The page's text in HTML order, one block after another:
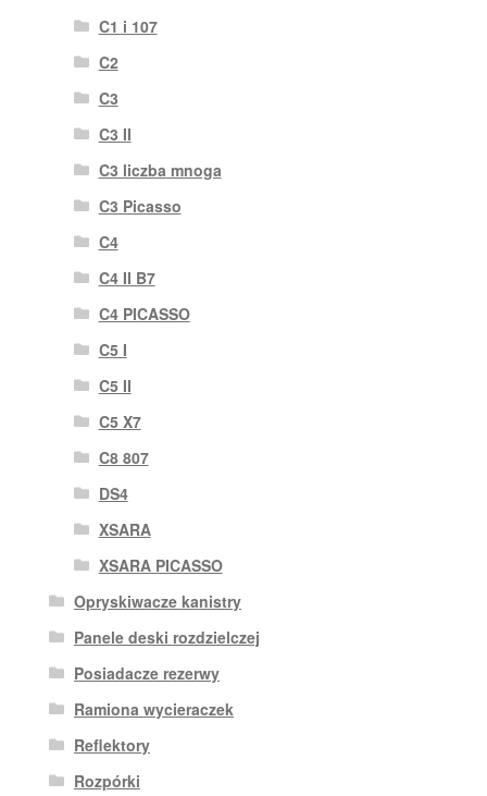
C1 i 107
C2
C3
C3 II
C3 liczba mnoga
C3 Picasso
C4
C4 II B7
C4 PICASSO
C5 I
C5 II
C5 X7
C8 807
DS4
XSARA
XSARA PICASSO
Opryskiwacze kanistry
Panele deski rozdzielczej
Posiadacze rezerwy
Ramiona wycieraczek
Reflektory
Rozpórki